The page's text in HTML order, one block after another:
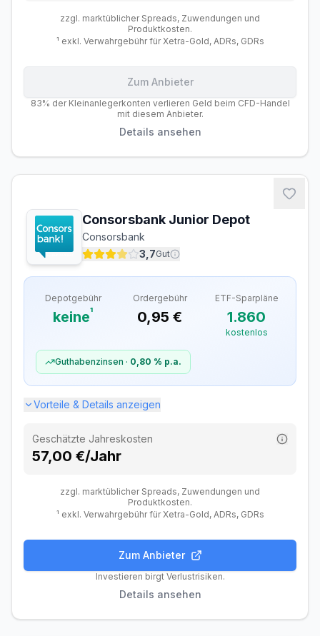
zzgl. marktüblicher Spreads, Zuwendungen und
Produktkosten.
¹ exkl. Verwahrgebühr für Xetra-Gold, ADRs, GDRs
Gebühren Handel Features Anbieter
Inland (Xetra, gettex)
Ausland
Sparplan-Gebühren
Verfügbare ETF-Sparpläne
Zusätzliche Gebühren
Zum Anbieter
83% der Kleinanlegerkonten verlieren Geld beim CFD-Handel
mit diesem Anbieter.
Details ansehen
Consorsbank Junior Depot
Consorsbank
3,7Gut
Depotgebühr
keine¹
Ordergebühr
0,95 €
ETF-Sparpläne
1.860
kostenlos
Guthabenzinsen · 0,80 % p.a.
Vorteile & Details anzeigen
Geschätzte Jahreskosten
57,00 €/Jahr
zzgl. marktüblicher Spreads, Zuwendungen und
Produktkosten.
¹ exkl. Verwahrgebühr für Xetra-Gold, ADRs, GDRs
Handel Features
Zum Anbieter
Investieren birgt Verlustrisiken.
Details ansehen